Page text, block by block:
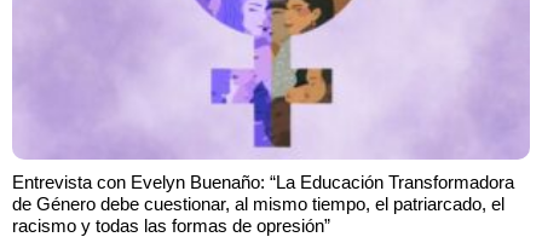
Entrevista con Evelyn Buenaño: “La Educación Transformadora
de Género debe cuestionar, al mismo tiempo, el patriarcado, el
racismo y todas las formas de opresión”